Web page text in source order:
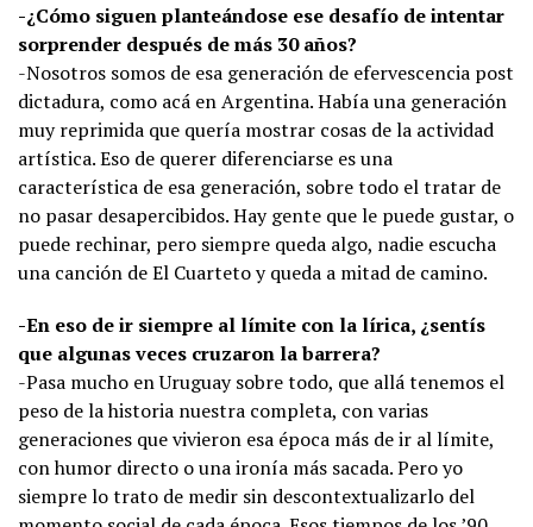
-¿Cómo siguen planteándose ese desafío de intentar
sorprender después de más 30 años?
-Nosotros somos de esa generación de efervescencia post
dictadura, como acá en Argentina. Había una generación
muy reprimida que quería mostrar cosas de la actividad
artística. Eso de querer diferenciarse es una
característica de esa generación, sobre todo el tratar de
no pasar desapercibidos. Hay gente que le puede gustar, o
puede rechinar, pero siempre queda algo, nadie escucha
una canción de El Cuarteto y queda a mitad de camino.
-En eso de ir siempre al límite con la lírica, ¿sentís
que algunas veces cruzaron la barrera?
-Pasa mucho en Uruguay sobre todo, que allá tenemos el
peso de la historia nuestra completa, con varias
generaciones que vivieron esa época más de ir al límite,
con humor directo o una ironía más sacada. Pero yo
siempre lo trato de medir sin descontextualizarlo del